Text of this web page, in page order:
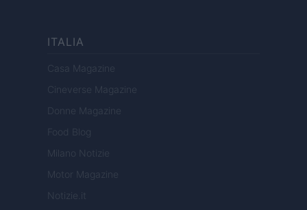
ITALIA
Casa Magazine
Cineverse Magazine
Donne Magazine
Food Blog
Milano Notizie
Motor Magazine
Notizie.it